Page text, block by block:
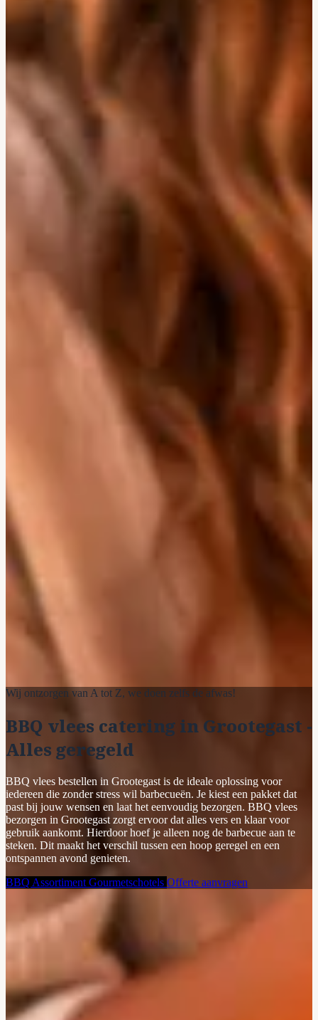
Wij ontzorgen van A tot Z, we doen zelfs de afwas!
BBQ vlees catering in Grootegast -
Alles geregeld
BBQ vlees bestellen in Grootegast is de ideale oplossing voor
iedereen die zonder stress wil barbecueën. Je kiest een pakket dat
past bij jouw wensen en laat het eenvoudig bezorgen. BBQ vlees
bezorgen in Grootegast zorgt ervoor dat alles vers en klaar voor
gebruik aankomt. Hierdoor hoef je alleen nog de barbecue aan te
steken. Dit maakt het verschil tussen een hoop geregel en een
ontspannen avond genieten.
BBQ Assortiment Gourmetschotels Offerte aanvragen